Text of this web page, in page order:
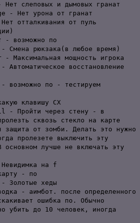
слеповых и дымовых гранат
- Нет урона от гранат
отталкивания от пуль
- возможно по
рюкзака(в любое время)
Максимальная мощность игрока
восстановление
возможно по - тестируем
клавишу СХ
- Пройти через стену - в
сквозь стекло на карте
защита от зомби. Делать это нужно
пролезете выключить эту
лучше не включать эту
на f
- по
Золотые хеды
- аимбот. после определенного
ошибка по. Обычно
убить до 10 человек, иногда